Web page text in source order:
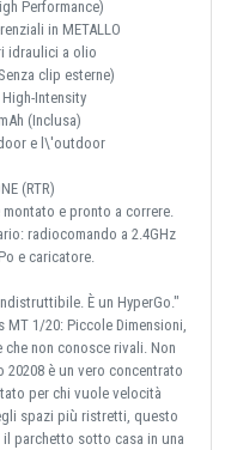
Performance)
in METALLO
idraulici a olio
clip esterne)
Intensity
(Inclusa)
e l\'outdoor
(RTR)
e pronto a correre.
radiocomando a 2.4GHz
e caricatore.
È un HyperGo."
MT 1/20: Piccole Dimensioni,
non conosce rivali. Non
è un vero concentrato
per chi vuole velocità
spazi più ristretti, questo
parchetto sotto casa in una